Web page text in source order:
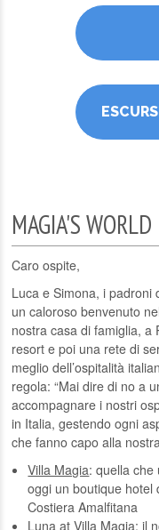
MAGIA'S WORLD
Caro ospite,
Luca e Simona, i padroni
un caloroso benvenuto
nostra casa di famiglia, a
resort e poi una rete di
meglio dell’ospitalità
regola: “Mai dire di no a
accompagnare i nostri
in Italia, gestendo ogni
che fanno capo alla
Villa Magia: quella che
oggi un boutique hotel
Costiera Amalfitana
Luna at Villa Magia: il